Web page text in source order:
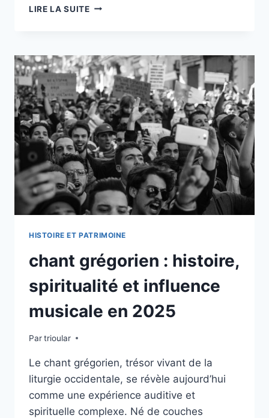
LIRE LA SUITEQUI
ET
TROUVÈRES
:
ORIGINES
ET
HÉRITAGE
EN
2025
HISTOIRE ET PATRIMOINE
chant grégorien : histoire,
spiritualité et influence
musicale en 2025
Partrioular
Le chant grégorien, trésor vivant de la
liturgie occidentale, se révèle aujourd’hui
comme une expérience auditive et
spirituelle complexe. Né de couches